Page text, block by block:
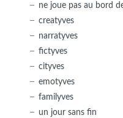
ne joue pas au bord
creatyves
narratyves
fictyves
cityves
emotyves
familyves
un jour sans fin